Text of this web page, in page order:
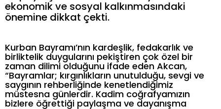
ekonomik ve sosyal kalkınmasındaki
önemine dikkat çekti.
Kurban Bayramı’nın kardeşlik, fedakarlık ve
birliktelik duygularını pekiştiren çok özel bir
zaman dilimi olduğunu ifade eden Akcan,
“Bayramlar; kırgınlıkların unutulduğu, sevgi ve
saygının rehberliğinde kenetlendiğimiz
müstesna günlerdir. Kadim coğrafyamızın
bizlere öğrettiği paylaşma ve dayanışma